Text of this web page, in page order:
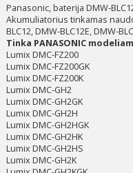
Panasonic, baterija DMW-
Akumuliatorius tinkamas
BLC12, DMW-BLC12E, DMW-
Tinka PANASONIC
Lumix DMC-FZ200
Lumix DMC-FZ200GK
Lumix DMC-FZ200K
Lumix DMC-GH2
Lumix DMC-GH2GK
Lumix DMC-GH2H
Lumix DMC-GH2HGK
Lumix DMC-GH2HK
Lumix DMC-GH2HS
Lumix DMC-GH2K